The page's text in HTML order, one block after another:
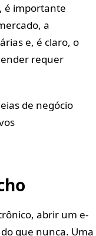
é importante
a
e, é claro, o
requer
de negócio
abrir um e-
que nunca. Uma